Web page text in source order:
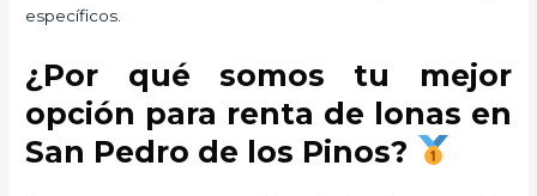
específicos.
¿Por qué somos tu mejor
opción para renta de lonas en
San Pedro de los Pinos?